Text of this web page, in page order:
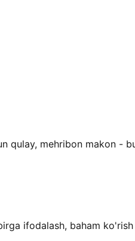
qulay, mehribon makon
ifodalash, baham